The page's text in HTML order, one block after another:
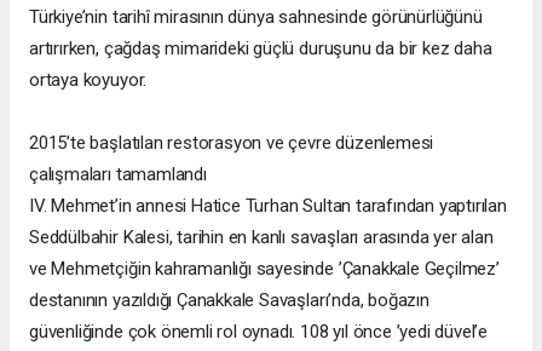
Türkiye’nin tarihî mirasının dünya sahnesinde görünürlüğünü
artırırken, çağdaş mimarideki güçlü duruşunu da bir kez daha
ortaya koyuyor.
2015’te başlatılan restorasyon ve çevre düzenlemesi
çalışmaları tamamlandı
IV. Mehmet’in annesi Hatice Turhan Sultan tarafından yaptırılan
Seddülbahir Kalesi, tarihin en kanlı savaşları arasında yer alan
ve Mehmetçiğin kahramanlığı sayesinde ’Çanakkale Geçilmez’
destanının yazıldığı Çanakkale Savaşları’nda, boğazın
güvenliğinde çok önemli rol oynadı. 108 yıl önce ’yedi düvel’e